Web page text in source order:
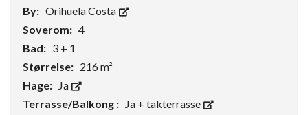
By: Orihuela Costa
Soverom: 4
Bad: 3 + 1
Størrelse: 216 m²
Hage: Ja
Terrasse/Balkong : Ja + takterrasse